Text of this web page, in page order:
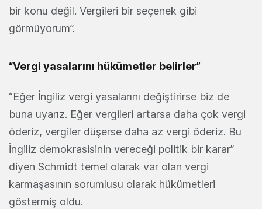
bir konu değil. Vergileri bir seçenek gibi
görmüyorum”.
“Vergi yasalarını hükümetler belirler”
“Eğer İngiliz vergi yasalarını değiştirirse biz de
buna uyarız. Eğer vergileri artarsa daha çok vergi
öderiz, vergiler düşerse daha az vergi öderiz. Bu
İngiliz demokrasisinin vereceği politik bir karar”
diyen Schmidt temel olarak var olan vergi
karmaşasının sorumlusu olarak hükümetleri
göstermiş oldu.